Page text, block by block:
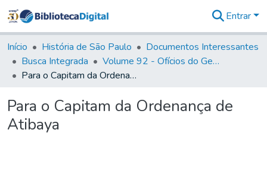
&
Coleções
Tudo na
Biblioteca
Estatísticas
Entrar
Início História de São Paulo
Documentos Interessantes
Busca Integrada
Volume 92 - Ofícios do General D. Luiz aos diversos funcionários da Capitania (1768- 1772)
Para o Capitam da Ordenança de Atibaya
Para o Capitam da Ordenança de
Atibaya